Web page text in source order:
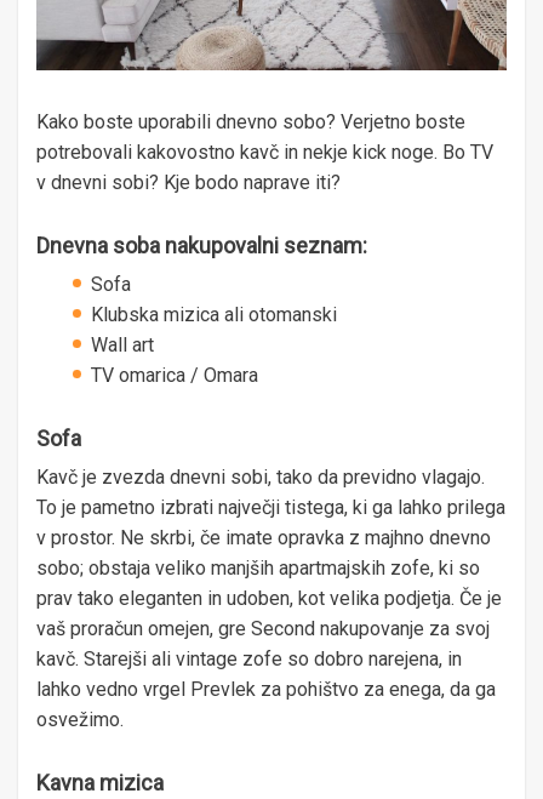
Kako boste uporabili dnevno sobo? Verjetno boste
potrebovali kakovostno kavč in nekje kick noge. Bo TV
v dnevni sobi? Kje bodo naprave iti?
Dnevna soba nakupovalni seznam:
Sofa
Klubska mizica ali otomanski
Wall art
TV omarica / Omara
Sofa
Kavč je zvezda dnevni sobi, tako da previdno vlagajo.
To je pametno izbrati največji tistega, ki ga lahko prilega
v prostor. Ne skrbi, če imate opravka z majhno dnevno
sobo; obstaja veliko manjših apartmajskih zofe, ki so
prav tako eleganten in udoben, kot velika podjetja. Če je
vaš proračun omejen, gre Second nakupovanje za svoj
kavč. Starejši ali vintage zofe so dobro narejena, in
lahko vedno vrgel Prevlek za pohištvo za enega, da ga
osvežimo.
Kavna mizica